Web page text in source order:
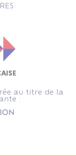
au titre de la
: